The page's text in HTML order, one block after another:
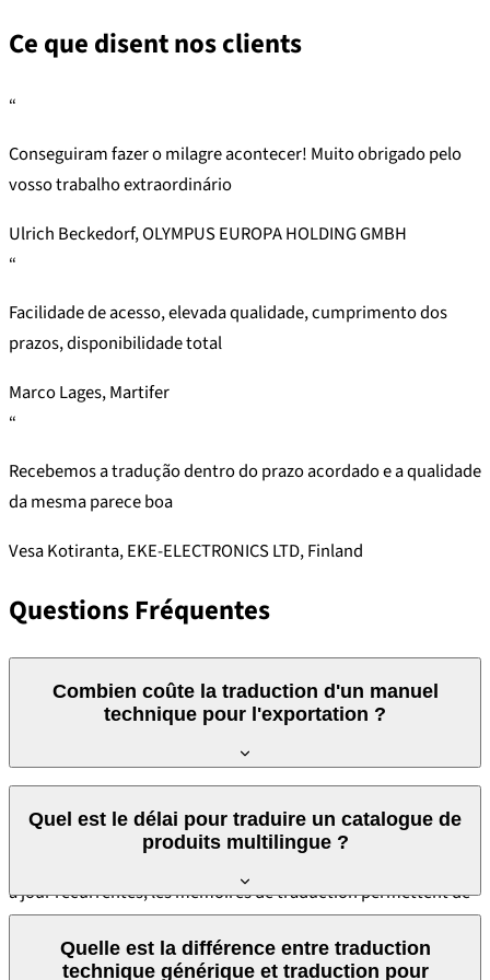
Ce que disent nos clients
“
Conseguiram fazer o milagre acontecer! Muito obrigado pelo
vosso trabalho extraordinário
Ulrich Beckedorf, OLYMPUS EUROPA HOLDING GMBH
“
Facilidade de acesso, elevada qualidade, cumprimento dos
prazos, disponibilidade total
Marco Lages, Martifer
“
Recebemos a tradução dentro do prazo acordado e a qualidade
da mesma parece boa
Vesa Kotiranta, EKE-ELECTRONICS LTD, Finland
Questions Fréquentes
Combien coûte la traduction d'un manuel
technique pour l'exportation ?
volume de mots, de la complexité technique du contenu et de
la paire de langues souhaitée. Pour les manuels avec des mises
à jour récurrentes, les mémoires de traduction permettent de
réutiliser les segments déjà traduits dans les versions
antérieures, ce qui réduit de manière significative
Quel est le délai pour traduire un catalogue de
produits multilingue ?
et de la quantité de langues requises. Pour les lancements
Quelle est la différence entre traduction
technique générique et traduction pour